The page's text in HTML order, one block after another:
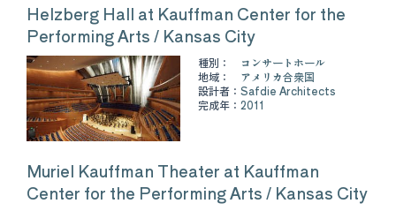
Helzberg Hall at Kauffman Center for the
Performing Arts / Kansas City
種別：
コンサートホール
地域：
アメリカ合衆国
設計者： Safdie Architects
完成年： 2011
Muriel Kauffman Theater at Kauffman
Center for the Performing Arts / Kansas City